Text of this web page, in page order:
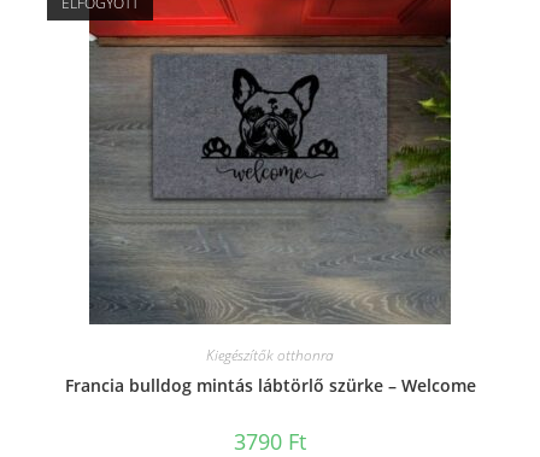
Kiegészítők otthonra
Francia bulldog mintás lábtörlő szürke – Welcome
3790 Ft